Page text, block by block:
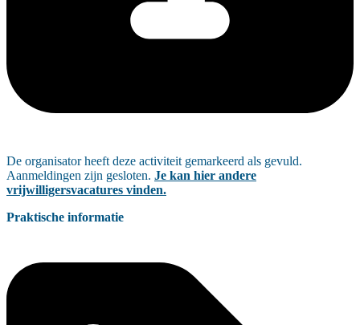
De organisator heeft deze activiteit gemarkeerd als gevuld.
Aanmeldingen zijn gesloten. Je kan hier andere
vrijwilligersvacatures vinden.
Praktische informatie